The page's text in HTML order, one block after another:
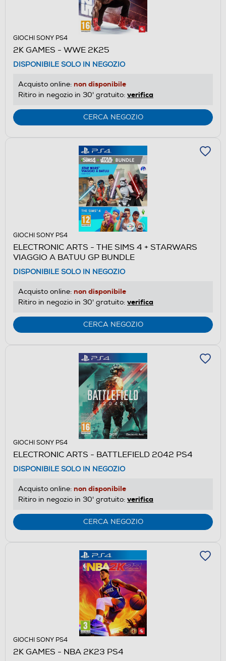
GIOCHI SONY PS4
2K GAMES - WWE 2K25
DISPONIBILE SOLO IN NEGOZIO
Acquisto online: non disponibile
Ritiro in negozio in 30' gratuito: verifica
CERCA NEGOZIO
GIOCHI SONY PS4
ELECTRONIC ARTS - THE SIMS 4 + STARWARS
VIAGGIO A BATUU GP BUNDLE
DISPONIBILE SOLO IN NEGOZIO
Acquisto online: non disponibile
Ritiro in negozio in 30' gratuito: verifica
CERCA NEGOZIO
GIOCHI SONY PS4
ELECTRONIC ARTS - BATTLEFIELD 2042 PS4
DISPONIBILE SOLO IN NEGOZIO
Acquisto online: non disponibile
Ritiro in negozio in 30' gratuito: verifica
CERCA NEGOZIO
GIOCHI SONY PS4
2K GAMES - NBA 2K23 PS4